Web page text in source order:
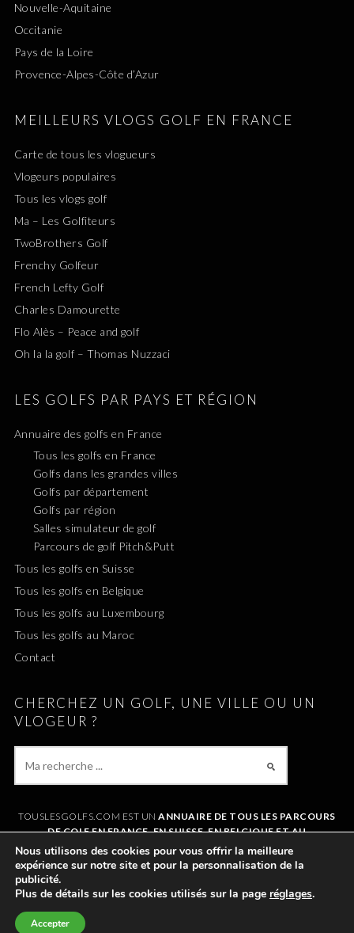
Nouvelle-Aquitaine
Occitanie
Pays de la Loire
Provence-Alpes-Côte d’Azur
MEILLEURS VLOGS GOLF EN FRANCE
Carte de tous les vlogueurs
Vlogeurs populaires
Tous les vlogs golf
Ma – Les Golfiteurs
TwoBrothers Golf
Frenchy Golfeur
French Lefty Golf
Charles Damourette
Flo Alès – Peace and golf
Oh la la golf – Thomas Nuzzaci
LES GOLFS PAR PAYS ET RÉGION
Annuaire des golfs en France
Tous les golfs en France
Golfs dans les grandes villes
Golfs par département
Golfs par région
Salles simulateur de golf
Parcours de golf Pitch&Putt
Tous les golfs en Suisse
Tous les golfs en Belgique
Tous les golfs au Luxembourg
Tous les golfs au Maroc
Contact
CHERCHEZ UN GOLF, UNE VILLE OU UN
VLOGEUR ?
TOUSLESGOLFS.COM EST UNANNUAIRE DE TOUS LES PARCOURS
DE GOLF EN FRANCE, EN SUISSE, EN BELGIQUE ET AU
LUXEMBOURG. IL VOUS PERMET DE TROUVER UN GOLF AUTOUR DE
CHEZVOUS OU LORS DE VOS VACANCES. LE SITE RÉFÉRENCE
ÉGALEMENT
POPULAIRES
©2011-2026 TOUSLESGOLFS.COM |
Nous utilisons des cookies pour vous offrir la meilleure
expérience sur notre site et pour la personnalisation de la
publicité.
Plus de détails sur les cookies utilisés sur la page réglages.
Accepter